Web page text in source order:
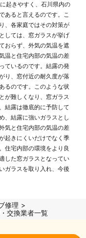
起きやすく、石川県内の
あると言えるのです。こ
、各家庭ではその対策が
しては、窓ガラスが挙げ
おらず、外気の気温を遮
温と住宅内部の気温の差
ているのです。結露の発
り、窓付近の耐久度が落
るのです。このような状
が難しくなり、窓ガラス
結露は徹底的に予防して
、結露に強いガラスとし
気と住宅内部の気温の差
起きにくいだけでなく季
住宅内部の環境をより良
した窓ガラスとなってい
ガラスを取り入れ、今後
修理
交換業者一覧